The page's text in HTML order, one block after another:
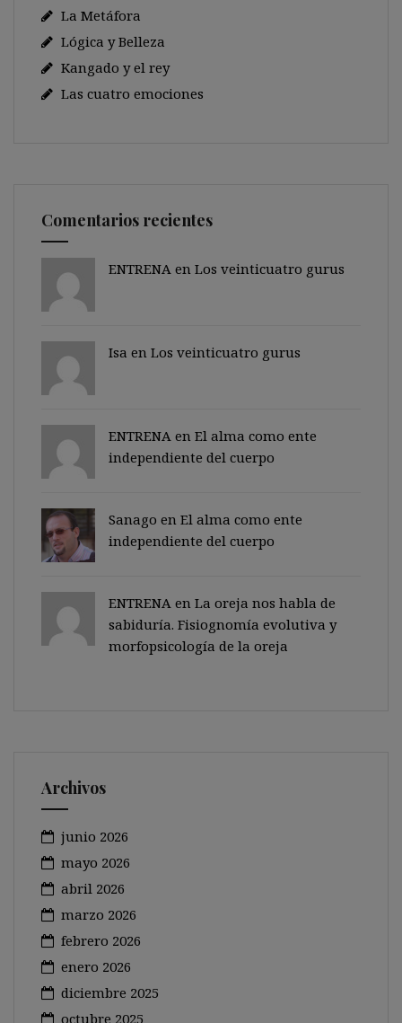
La Metáfora
Lógica y Belleza
Kangado y el rey
Las cuatro emociones
Comentarios recientes
ENTRENA en Los veinticuatro gurus
Isa en Los veinticuatro gurus
ENTRENA en El alma como ente
independiente del cuerpo
Sanago en El alma como ente
independiente del cuerpo
ENTRENA en La oreja nos habla de
sabiduría. Fisiognomía evolutiva y
morfopsicología de la oreja
Archivos
junio 2026
mayo 2026
abril 2026
marzo 2026
febrero 2026
enero 2026
diciembre 2025
octubre 2025